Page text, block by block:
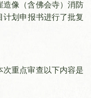
造像（含佛会寺）消防
划申报书进行了批复
次重点审查以下内容是